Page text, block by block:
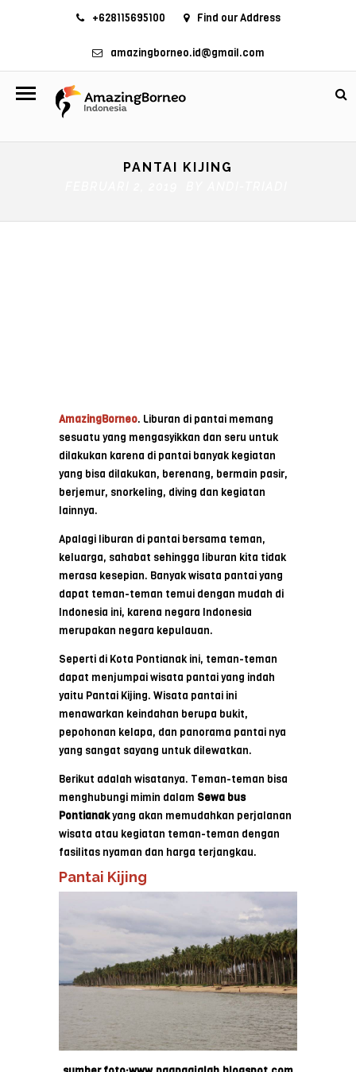
+628115695100 Find our Address
amazingborneo.id@gmail.com
PANTAI KIJING
AmazingBorneo. Liburan di pantai memang
sesuatu yang mengasyikkan dan seru untuk
dilakukan karena di pantai banyak kegiatan
yang bisa dilakukan, berenang, bermain pasir,
berjemur, snorkeling, diving dan kegiatan
lainnya.
Apalagi liburan di pantai bersama teman,
keluarga, sahabat sehingga liburan kita tidak
merasa kesepian. Banyak wisata pantai yang
dapat teman-teman temui dengan mudah di
Indonesia ini, karena negara Indonesia
merupakan negara kepulauan.
Seperti di Kota Pontianak ini, teman-teman
dapat menjumpai wisata pantai yang indah
yaitu Pantai Kijing. Wisata pantai ini
menawarkan keindahan berupa bukit,
pepohonan kelapa, dan panorama pantai nya
yang sangat sayang untuk dilewatkan.
Berikut adalah wisatanya. Teman-teman bisa
menghubungi mimin dalam Sewa bus
Pontianakyang akan memudahkan perjalanan
wisata atau kegiatan teman-teman dengan
fasilitas nyaman dan harga terjangkau.
Pantai Kijing